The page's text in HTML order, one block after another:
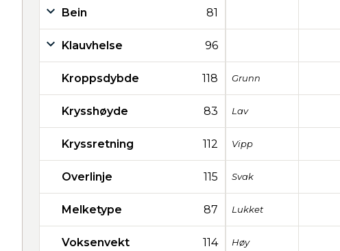
Bein 81
Klauvhelse 96
Kroppsdybde 118 Grunn
Krysshøyde 83 Lav
Kryssretning 112 Vipp
Overlinje 115 Svak
Melketype 87 Lukket
Voksenvekt 114 Høy